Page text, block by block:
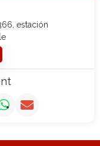
estación